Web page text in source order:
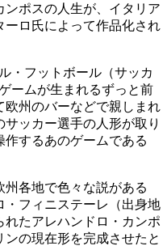
ンポスの人生が、イタリア
ーロ氏によって作品化され
・フットボール（サッカ
ームが生まれるずっと前
州のバーなどで親しまれ
ッカー選手の人形が取り
するあのゲームである
各地で色々な説がある
・フィニステーレ（出身地
たアレハンドロ・カンポ
の現在形を完成させたと